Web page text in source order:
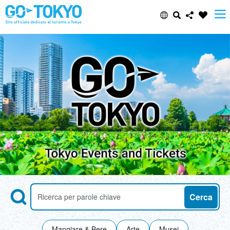
Select Language
日本語
ENGLISH
中文(简体)
中文(繁體/正體)
한글
ภาษาไทย
Share this page
Facebook
X (Twitter)
Email
Copy URL
Search
Ricerca di attrazioni per parole chiave
Cerca